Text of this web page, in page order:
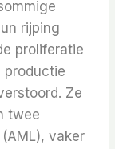
rijping
proliferatie
productie
Ze
twee
vaker